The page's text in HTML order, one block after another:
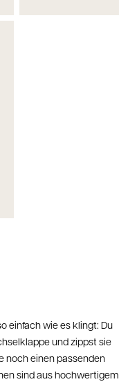
einfach wie es klingt: Du
und zippst sie
noch einen passenden
sind aus hochwertigem